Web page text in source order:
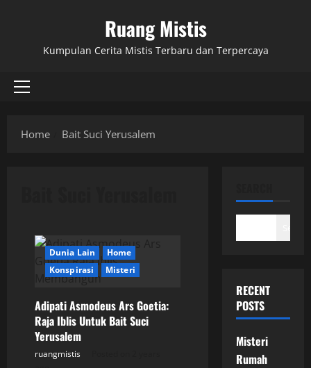
Ruang Mistis
Kumpulan Cerita Mistis Terbaru dan Terpercaya
Primary
Home
Bait Suci Yerusalem
Dunia Lain
Home
Konspirasi
Misteri
Adipati Asmodeus Ars Goetia:
Raja Iblis Untuk Bait Suci
Yerusalem
ruangmistis
RECENT
POSTS
Misteri
Rumah